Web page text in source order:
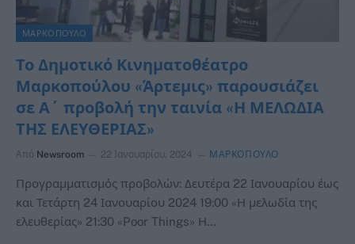
ΜΑΡΚΟΠΟΥΛΟ
Το Δημοτικό Κινηματοθέατρο
Μαρκοπούλου «Άρτεμις» παρουσιάζει
σε Α΄ προβολή την ταινία «Η ΜΕΛΩΔΙΑ
ΤΗΣ ΕΛΕΥΘΕΡΙΑΣ»
Από Newsroom 22 Ιανουαρίου, 2024 ΜΑΡΚΟΠΟΥΛΟ
Προγραμματισμός προβολών: Δευτέρα 22 Ιανουαρίου έως
και Τετάρτη 24 Ιανουαρίου 2024 19:00 «Η μελωδία της
ελευθερίας» 21:30 «Poor Things» Η…